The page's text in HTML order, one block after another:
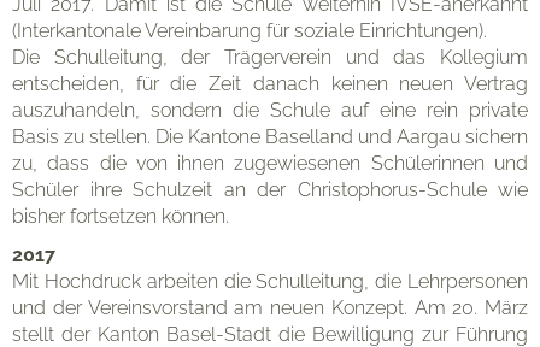
(Interkantonale Vereinbarung für soziale Einrichtungen).
Die Schulleitung, der Trägerverein und das Kollegium
entscheiden, für die Zeit danach keinen neuen Vertrag
auszuhandeln, sondern die Schule auf eine rein private
Basis zu stellen. Die Kantone Baselland und Aargau sichern
zu, dass die von ihnen zugewiesenen Schülerinnen und
Schüler ihre Schulzeit an der Christophorus-Schule wie
bisher fortsetzen können.
2017
Mit Hochdruck arbeiten die Schulleitung, die Lehrpersonen
und der Vereinsvorstand am neuen Konzept. Am 20. März
stellt der Kanton Basel-Stadt die Bewilligung zur Führung